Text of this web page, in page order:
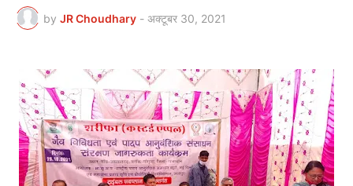
by JR Choudhary - अक्टूबर 30, 2021